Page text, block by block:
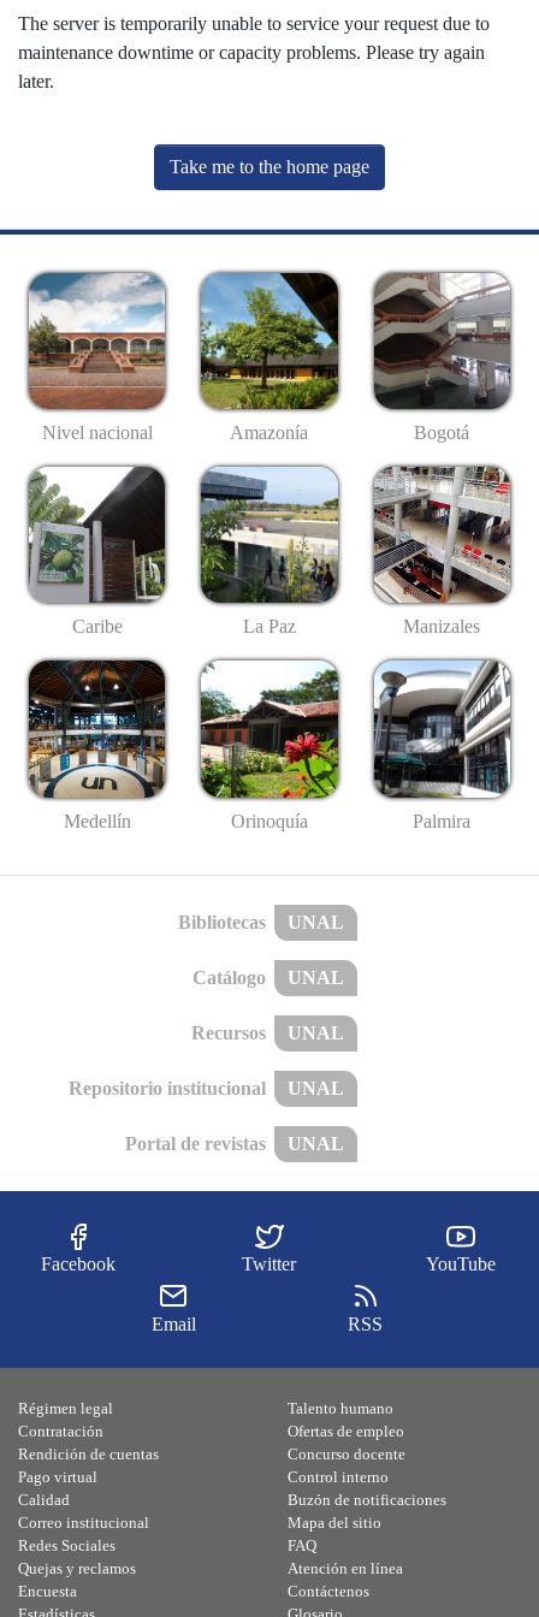
The server is temporarily unable to service your request due to
maintenance downtime or capacity problems. Please try again
later.
Take me to the home page
Nivel nacional Amazonía Bogotá
Caribe La Paz Manizales
Medellín Orinoquía Palmira
Bibliotecas UNAL
Catálogo UNAL
Recursos UNAL
Repositorio institucional UNAL
Portal de revistas UNAL
Facebook Twitter YouTube
Email RSS
Régimen legal
Contratación
Rendición de cuentas
Pago virtual
Calidad
Talento humano
Ofertas de empleo
Concurso docente
Control interno
Buzón de notificaciones
Correo institucional
Redes Sociales
Quejas y reclamos
Encuesta
Mapa del sitio
FAQ
Atención en línea
Contáctenos